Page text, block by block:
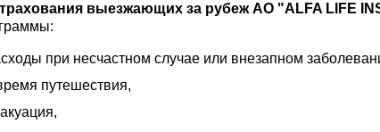
выезжающих за рубеж АО "ALFA LIFE
при несчастном случае или внезапном
путешествия,